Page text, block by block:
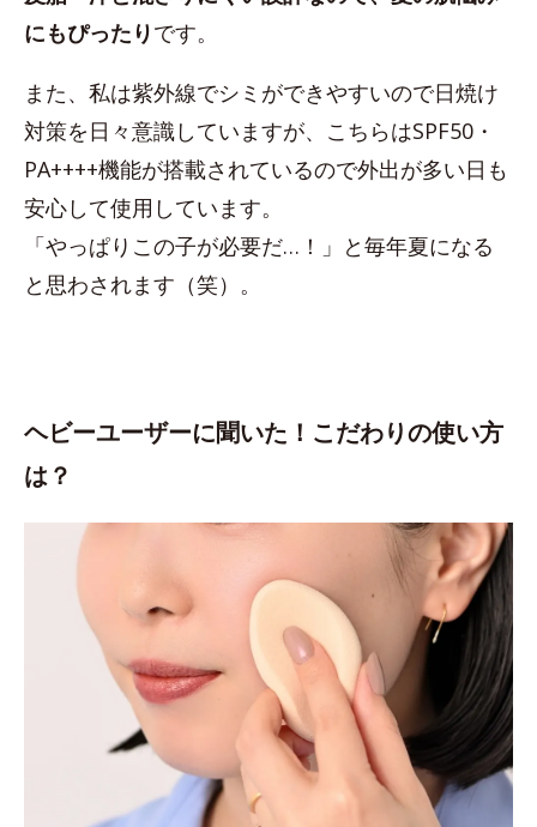
にもぴったりです。
また、私は紫外線でシミができやすいので日焼け
対策を日々意識していますが、こちらはSPF50・
PA++++機能が搭載されているので外出が多い日も
安心して使用しています。
「やっぱりこの子が必要だ…！」と毎年夏になる
と思わされます（笑）。
ヘビーユーザーに聞いた！こだわりの使い方
は？